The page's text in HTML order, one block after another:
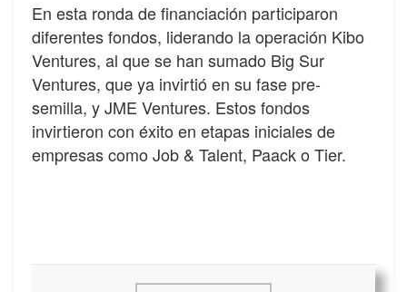
En esta ronda de financiación participaron
diferentes fondos, liderando la operación Kibo
Ventures, al que se han sumado Big Sur
Ventures, que ya invirtió en su fase pre-
semilla, y JME Ventures. Estos fondos
invirtieron con éxito en etapas iniciales de
empresas como Job & Talent, Paack o Tier.